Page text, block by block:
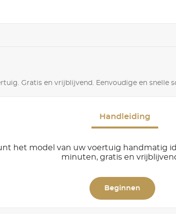
Gratis en vrijblijvend. Eenvoudige en snelle
Handleiding
het model van uw voertuig handmatig
minuten, gratis en
Beginnen